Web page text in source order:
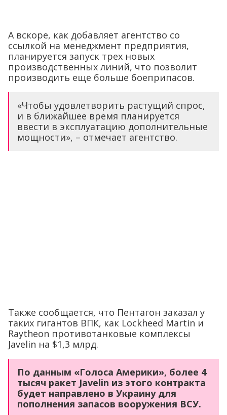
А вскоре, как добавляет агентство со
ссылкой на менеджмент предприятия,
планируется запуск трех новых
производственных линий, что позволит
производить еще больше боеприпасов.
«Чтобы удовлетворить растущий спрос,
и в ближайшее время планируется
ввести в эксплуатацию дополнительные
мощности», – отмечает агентство.
Также сообщается, что Пентагон заказал у
таких гигантов ВПК, как Lockheed Martin и
Raytheon противотанковые комплексы
Javelin на $1,3 млрд.
По данным «Голоса Америки», более 4
тысяч ракет Javelin из этого контракта
будет направлено в Украину для
пополнения запасов вооружения ВСУ.